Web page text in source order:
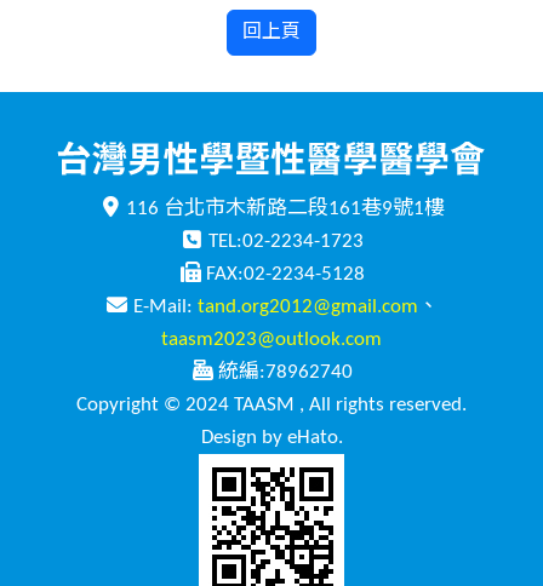
回上頁
116 台北市木新路二段161巷9號1樓
TEL:02-2234-1723
FAX:02-2234-5128
E-Mail: tand.org2012@gmail.com 、
taasm2023@outlook.com
統編:78962740
Copyright © 2024 TAASM , All rights reserved.
Design by eHato.